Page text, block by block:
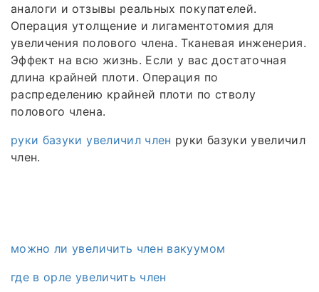
аналоги и отзывы реальных покупателей.
Операция утолщение и лигаментотомия для
увеличения полового члена. Тканевая инженерия.
Эффект на всю жизнь. Если у вас достаточная
длина крайней плоти. Операция по
распределению крайней плоти по стволу
полового члена.
руки базуки увеличил член руки базуки увеличил
член.
можно ли увеличить член вакуумом
где в орле увеличить член